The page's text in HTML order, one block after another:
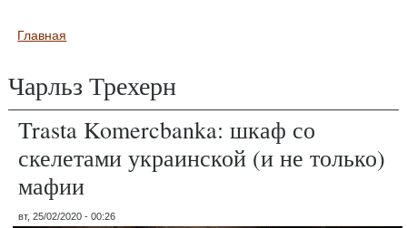
Вы здесь
Главная
Чарльз Трехерн
Trasta Komercbanka: шкаф со
скелетами украинской (и не только)
мафии
вт, 25/02/2020 - 00:26